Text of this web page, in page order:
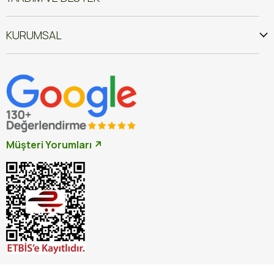
KURUMSAL
Müşteri Yorumları ↗